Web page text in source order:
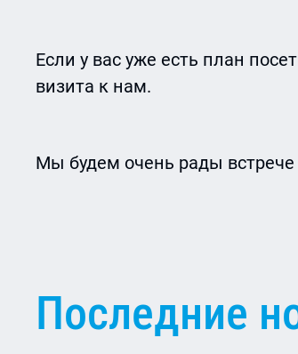
Если у вас уже есть план
визита к нам.
Мы будем очень рады встрече
Последние